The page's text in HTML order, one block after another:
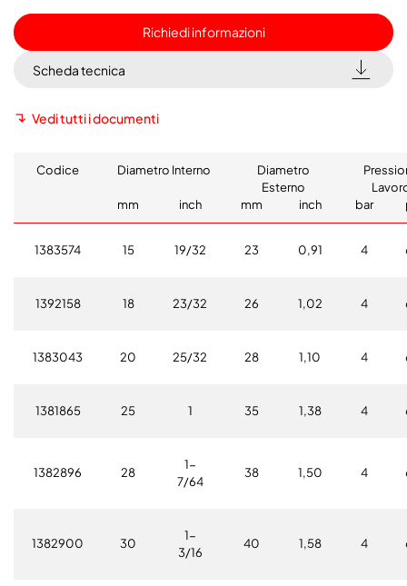
Richiedi informazioni
Scheda tecnica
Vedi tutti i documenti
Codice Diametro Interno
Diametro
Esterno
mm
inch mm inch bar
1383574 15 19/32 23 0,91 4
1392158 18 23/32 26 1,02 4
1383043 20 25/32 28 1,10 4
1381865 25 1 35 1,38 4
1382896 28
1-
7/64
38 1,50 4
1382900 30
1-
3/16
40 1,58 4